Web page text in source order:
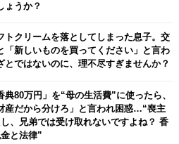
ょうか？
トクリームを落としてしまった息子。交
「新しいものを買ってください」と言わ
とではないのに、理不尽すぎませんか？
典80万円」を“母の生活費”に使ったら、
産だから分けろ」と言われ困惑…“喪主
、兄弟では受け取れないですよね？ 香
と法律”